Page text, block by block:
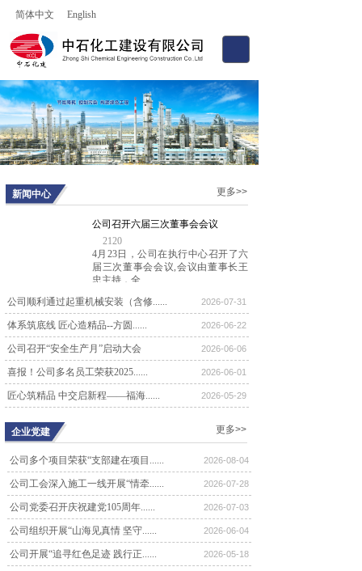
简体中文 English
更多>>
新闻中心
公司召开六届三次董事会会议
2120
4月23日，公司在执行中心召开了六
届三次董事会会议,会议由董事长王
忠主持，全......
公司召开六届一次董事会会议
8638
2024年12月28日上午，公司六届一次
董事会会议在河北宾馆召开。新当选
的1......
公司召开五届四次董事会会议
6480
4月18日，中石化工建设有限公司召
开五届四次董事会会议。会议由董事
公司召开五届三次董事会会议
6999
4月20日，中石化工建设有限公司召
开五届三次董事会会议。会议由董事
长王忠同志......
公司召开四届六次股东代表大会
7022
10月21日，公司四届六次股东代表大
公司顺利通过起重机械安装（含修...... 2026-07-31
体系筑底线 匠心造精品--方圆...... 2026-06-22
公司召开“安全生产月”启动大会 2026-06-06
喜报！公司多名员工荣获2025...... 2026-06-01
匠心筑精品 中交启新程——福海...... 2026-05-29
更多>>
企业党建
公司多个项目荣获“支部建在项目...... 2026-08-04
公司工会深入施工一线开展“情牵...... 2026-07-28
公司党委召开庆祝建党105周年...... 2026-07-03
公司组织开展“山海见真情 坚守...... 2026-06-04
公司开展“追寻红色足迹 践行正...... 2026-05-18